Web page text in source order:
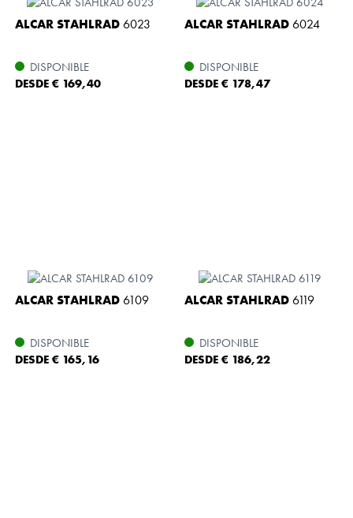
ALCAR STAHLRAD6023
DISPONIBLE
DESDE € 169,40
ALCAR STAHLRAD6024
DISPONIBLE
DESDE € 178,47
ALCAR STAHLRAD6109
DISPONIBLE
DESDE € 165,16
ALCAR STAHLRAD6119
DISPONIBLE
DESDE € 186,22